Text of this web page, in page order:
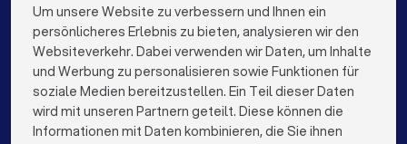
Krankheit?
Diese Unterlagen sollten Sie mitbringen
Steuerberater in Berlin
Steuerberater in Hamburg
Steuerberater in München
Steuerberater in Köln
Steuerberater in Frankfurt am Main
Steuerberater in Stuttgart
Die besten Steuerberater für Sie
info@trustlocal.de
Um unsere Website zu verbessern und Ihnen ein
persönlicheres Erlebnis zu bieten, analysieren wir den
Websiteverkehr. Dabei verwenden wir Daten, um Inhalte
und Werbung zu personalisieren sowie Funktionen für
soziale Medien bereitzustellen. Ein Teil dieser Daten
wird mit unseren Partnern geteilt. Diese können die
Informationen mit Daten kombinieren, die Sie ihnen